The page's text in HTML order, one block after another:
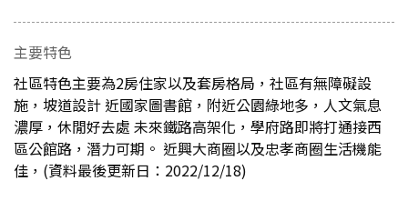
主要特色
社區特色主要為2房住家以及套房格局，社區有無障礙設
施，坡道設計 近國家圖書館，附近公園綠地多，人文氣息
濃厚，休閒好去處 未來鐵路高架化，學府路即將打通接西
區公館路，潛力可期。 近興大商圈以及忠孝商圈生活機能
佳，(資料最後更新日：2022/12/18)